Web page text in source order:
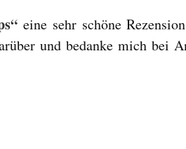
eine sehr schöne
und bedanke mich bei